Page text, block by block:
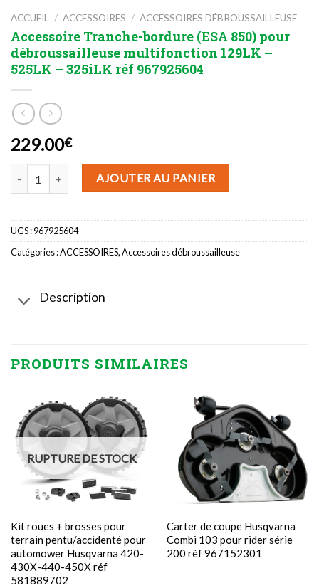
ACCUEIL / ACCESSOIRES / ACCESSOIRES DÉBROUSSAILLEUSE
Accessoire Tranche-bordure (ESA 850) pour
débroussailleuse multifonction 129LK –
525LK – 325iLK réf 967925604
229.00€
AJOUTER AU PANIER
UGS :967925604
Catégories :ACCESSOIRES,Accessoires débroussailleuse
Description
PRODUITS SIMILAIRES
RUPTURE DE STOCK
Kit roues + brosses pour
terrain pentu/accidenté pour
automower Husqvarna 420-
430X-440-450X réf
581889702
Carter de coupe Husqvarna
Combi 103 pour rider série
200 réf 967152301